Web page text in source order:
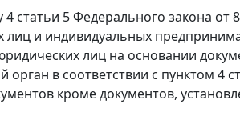
4 статьи 5 Федерального закона от
лиц и индивидуальных
лиц на основании
в соответствии с пунктом 4
кроме документов,